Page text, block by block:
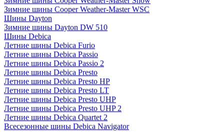
Зимние шины Cooper Weather-Master WSC
Шины Dayton
Зимние шины Dayton DW 510
Шины Debica
Летние шины Debica Furio
Летние шины Debica Passio
Летние шины Debica Passio 2
Летние шины Debica Presto
Летние шины Debica Presto HP
Летние шины Debica Presto LT
Летние шины Debica Presto UHP
Летние шины Debica Presto UHP 2
Летние шины Debica Quartet 2
Всесезонные шины Debica Navigator